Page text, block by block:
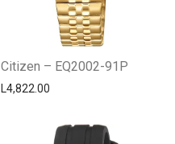
Citizen – EQ2002-91P
L4,822.00